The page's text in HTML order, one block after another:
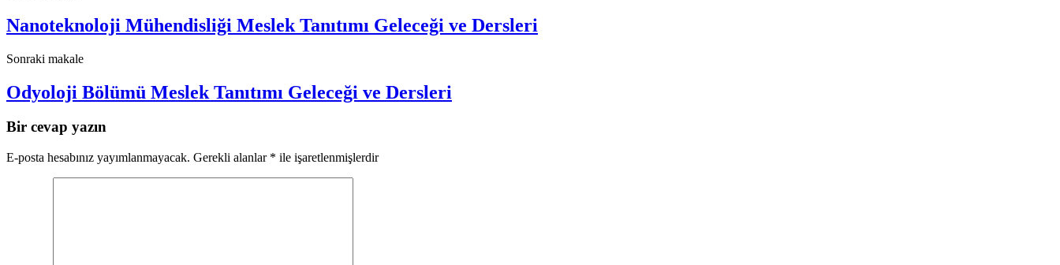
Nanoteknoloji Mühendisliği Meslek Tanıtımı Geleceği ve Dersleri
Sonraki makale
Odyoloji Bölümü Meslek Tanıtımı Geleceği ve Dersleri
Bir cevap yazın
E-posta hesabınız yayımlanmayacak. Gerekli alanlar * ile işaretlenmişlerdir